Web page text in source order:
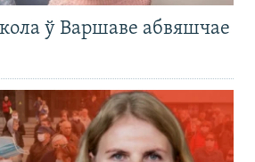
ў Варшаве абвяшчае